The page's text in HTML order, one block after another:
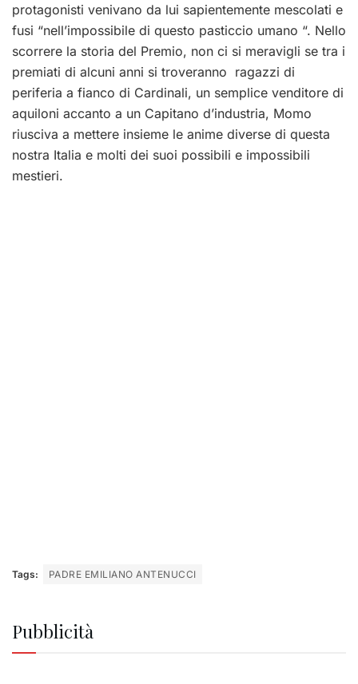
protagonisti venivano da lui sapientemente mescolati e
fusi “nell’impossibile di questo pasticcio umano “. Nello
scorrere la storia del Premio, non ci si meravigli se tra i
premiati di alcuni anni si troveranno ragazzi di
periferia a fianco di Cardinali, un semplice venditore di
aquiloni accanto a un Capitano d’industria, Momo
riusciva a mettere insieme le anime diverse di questa
nostra Italia e molti dei suoi possibili e impossibili
mestieri.
Tags: PADRE EMILIANO ANTENUCCI
Pubblicità